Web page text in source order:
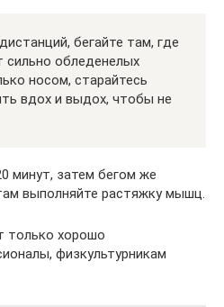
бегайте там, где
сильно обледенелых
носом, старайтесь
вдох и выдох, чтобы не
минут, затем бегом же
выполняйте растяжку мышц.
только хорошо
физкультурникам